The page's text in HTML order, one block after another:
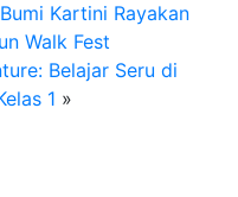
Kartini Rayakan
Walk Fest
Belajar Seru di
1 »